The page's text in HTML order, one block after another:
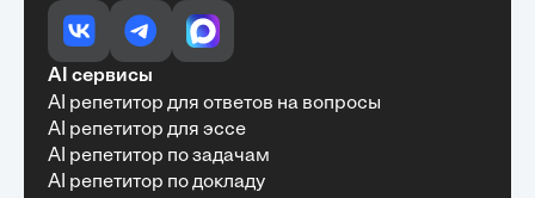
доступно
Алексей Антонов•27 мая, 2025
Обучение с Кампус Хаб — очень экономит
полезной информации. Рекомендую ...
AI сервисы
AI репетитор для ответов на вопросы
AI репетитор для эссе
AI репетитор по задачам
AI репетитор по докладу